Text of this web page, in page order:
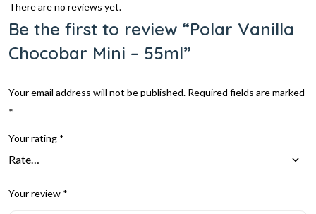
There are no reviews yet.
Be the first to review “Polar Vanilla
Chocobar Mini – 55ml”
Your email address will not be published. Required fields are marked
*
Your rating *
Your review *